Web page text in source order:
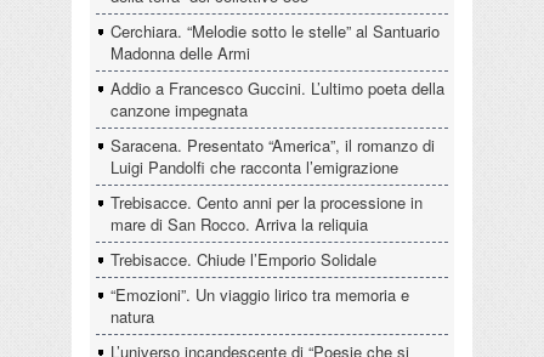
Cerchiara. “Melodie sotto le stelle” al Santuario
Madonna delle Armi
Addio a Francesco Guccini. L’ultimo poeta della
canzone impegnata
Saracena. Presentato “America”, il romanzo di
Luigi Pandolfi che racconta l’emigrazione
Trebisacce. Cento anni per la processione in
mare di San Rocco. Arriva la reliquia
Trebisacce. Chiude l’Emporio Solidale
“Emozioni”. Un viaggio lirico tra memoria e
natura
L’universo incandescente di “Poesie che si